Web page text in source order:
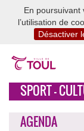
En poursuivant
l’utilisation de
Désactiver
SPORT -
AGENDA